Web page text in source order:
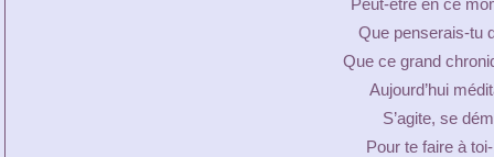
Peut-être en ce
Que penserais-tu
Que ce grand
Aujourd’hui
S’agite, se
Pour te faire à